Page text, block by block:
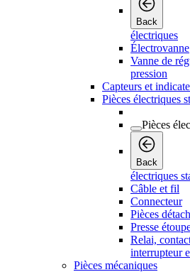
Back
électriques
Électrovanne
Vanne de
pression
Capteurs et
Pièces électriques
Pièces
Back
électriques
Câble et fil
Connecteur
Pièces
Presse
Relai,
interrupteur
Pièces mécaniques